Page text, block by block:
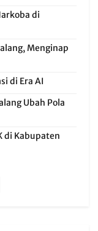
di
Menginap
di Era AI
Ubah Pola
di Kabupaten